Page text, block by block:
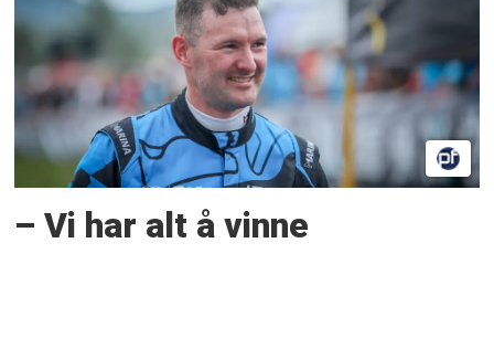
– Vi har alt å vinne